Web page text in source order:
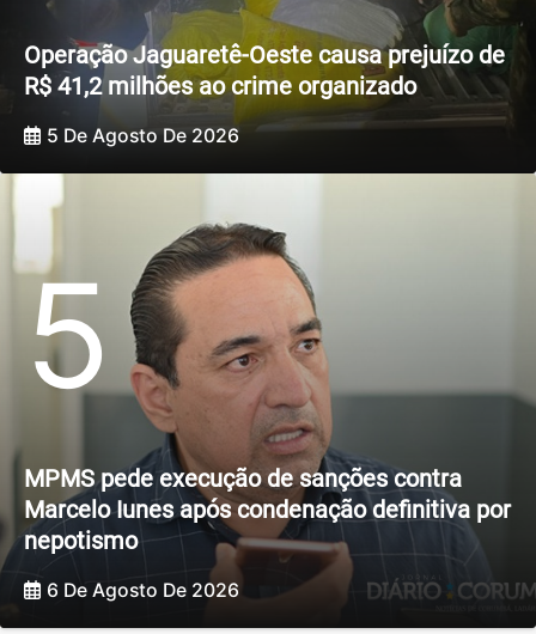
Operação Jaguaretê-Oeste causa prejuízo de
R$ 41,2 milhões ao crime organizado
5 De Agosto De 2026
5
MPMS pede execução de sanções contra
Marcelo Iunes após condenação definitiva por
nepotismo
6 De Agosto De 2026